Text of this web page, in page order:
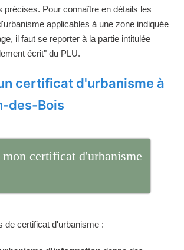
précises. Pour connaître en détails les
applicables à une zone indiquée
il faut se reporter à la partie intitulée
écrit" du PLU.
certificat d'urbanisme à
des-Bois
mon certificat d'urbanisme
de certificat d'urbanisme :